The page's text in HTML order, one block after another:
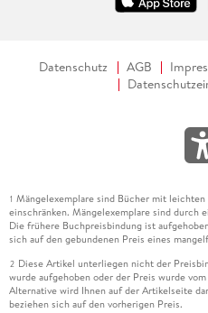
Datenschutz AGB
1 Mängelexemplare sind Bücher mit
einschränken. Mängelexemplare sind durch
Die frühere Buchpreisbindung ist
sich auf den gebundenen Preis eines
2 Diese Artikel unterliegen nicht der
wurde aufgehoben oder der Preis wurde
Alternative wird Ihnen auf der Artikelseite
beziehen sich auf den vorherigen Preis.